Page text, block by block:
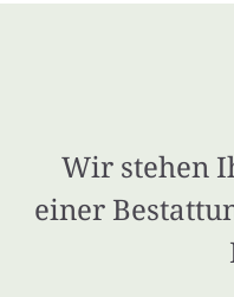
Wir stehen
einer